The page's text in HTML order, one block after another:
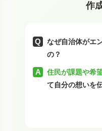
作
なぜ自治体がエ
の？
住民が課題や希
て自分の想いを